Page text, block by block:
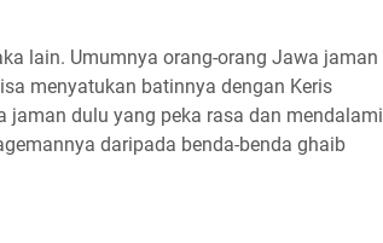
lain. Umumnya orang-orang Jawa jaman
menyatukan batinnya dengan Keris
dulu yang peka rasa dan mendalami
daripada benda-benda ghaib